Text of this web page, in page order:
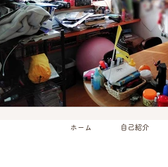
ホーム 自己紹介